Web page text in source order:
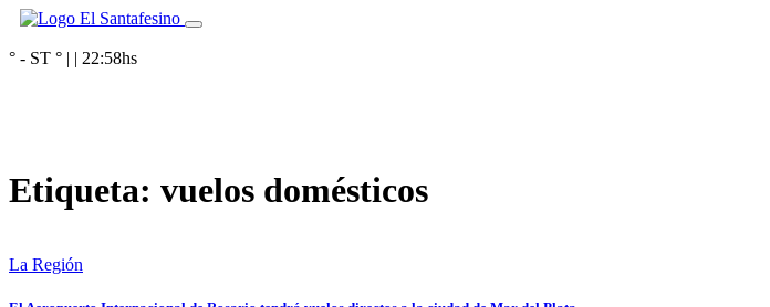
° - ST ° | | 22:58hs
Etiqueta: vuelos domésticos
La Región